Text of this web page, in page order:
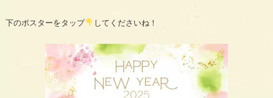
下のポスターをタップ してくださいね！